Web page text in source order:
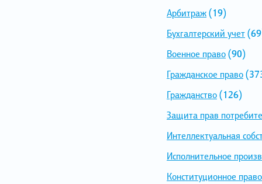
Арбитраж(19)
Бухгалтерский учет
Военное право(90)
Гражданское право
Гражданство(126)
Защита прав
Интеллектуальная
Исполнительное
Конституционное право